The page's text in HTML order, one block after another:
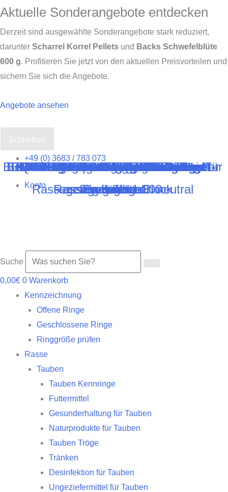
Aktuelle Sonderangebote entdecken
Derzeit sind ausgewählte Sonderangebote stark reduziert,
darunter Scharrel Korrel Pellets und Backs Schwefelblüte
600 g. Profitieren Sie jetzt von den aktuellen Preisvorteilen und
sichern Sie sich die Angebote.
Angebote ansehen
Schließen
Inhalt
springen
+49 (0) 3683 / 783 073
Konto
Suche
0,00€ 0 Warenkorb
Kennzeichnung
Offene Ringe
Geschlossene Ringe
Ringgröße prüfen
Rasse
Tauben
Tauben Kennringe
Futtermittel
Gesunderhaltung für Tauben
Naturprodukte für Tauben
Tauben Tröge
Tränken
Desinfektion für Tauben
Ungeziefermittel für Tauben
Impfbuch BDRG
Zuchtbuch Tauben
BDRG – Meldebogen für
Rassegeflügelschauen neutral
BDRG – Bewertungskarten für
Ziergeflügel
BDRG – Bewertungsliste Zuchtbuch
BDRG – Rasse- und Preisverzeichnis für
Preisrichter
Bewertungsauftrag für Preisrichter
BDRG – Bewertungsliste Geflügel
Quittungsblock für den Tierverkauf
BDRG – Bewertungskarten Geflügel
BDRG – Bewertungskarten Geflügel –
endlos
BDRG – Bewertungskarten für
Rassegeflügel – Block
BDRG – Ringkarte
BDRG – Käfiganhänger für Geflügel
BDRG – Bestandsbuch
Zuchtbuch Hühner
Trinkbecher
Trinkbechereinsätze
Bewertungskartenhalter / cardholder for
assessment
Bewertungskartenhalter / cardholder for
assessment 1.000
Backs VI-SPU-MIN 1 kg
Backs Mauserhilfe – 250 ml
Backs Badesalz – 600 g
Asthalter